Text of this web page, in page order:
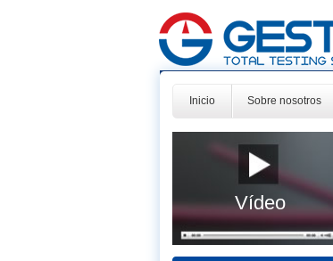
Inicio Sobre nosotros
Vídeo